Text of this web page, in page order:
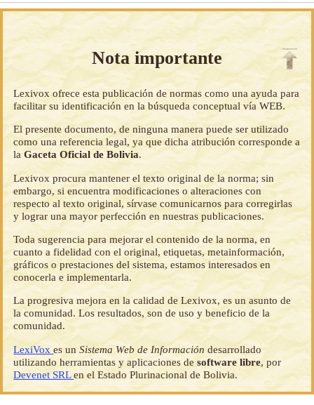
Nota importante
Lexivox ofrece esta publicación de normas como una ayuda para
facilitar su identificación en la búsqueda conceptual vía WEB.
El presente documento, de ninguna manera puede ser utilizado
como una referencia legal, ya que dicha atribución corresponde a
laGaceta Oficial de Bolivia.
Lexivox procura mantener el texto original de la norma; sin
embargo, si encuentra modificaciones o alteraciones con
respecto al texto original, sírvase comunicarnos para corregirlas
y lograr una mayor perfección en nuestras publicaciones.
Toda sugerencia para mejorar el contenido de la norma, en
cuanto a fidelidad con el original, etiquetas, metainformación,
gráficos o prestaciones del sistema, estamos interesados en
conocerla e implementarla.
La progresiva mejora en la calidad de Lexivox, es un asunto de
la comunidad. Los resultados, son de uso y beneficio de la
comunidad.
LexiVoxes unSistema Web de Información desarrollado
utilizando herramientas y aplicaciones desoftware libre, por
Devenet SRLen el Estado Plurinacional de Bolivia.